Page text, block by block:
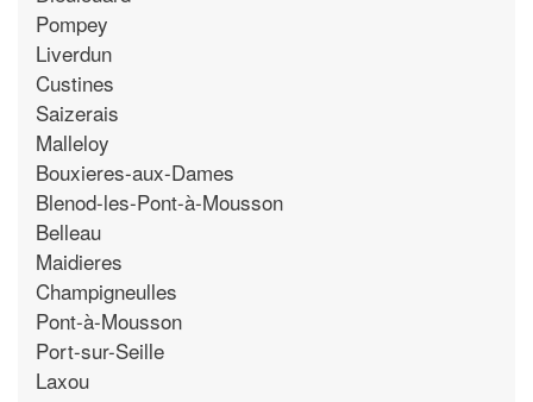
Pompey
Liverdun
Custines
Saizerais
Malleloy
Bouxieres-aux-Dames
Blenod-les-Pont-à-Mousson
Belleau
Maidieres
Champigneulles
Pont-à-Mousson
Port-sur-Seille
Laxou